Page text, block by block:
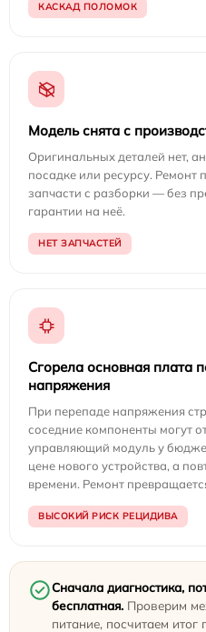
КАСКАД ПОЛОМОК
Модель снята с
Оригинальных деталей нет,
посадке или ресурсу. Ремонт
запчасти с разборки — без
гарантии на неё.
НЕТ ЗАПЧАСТЕЙ
Сгорела основная плата
напряжения
При перепаде напряжения
соседние компоненты могут
управляющий модуль у
цене нового устройства, а
времени. Ремонт
ВЫСОКИЙ РИСК РЕЦИДИВА
Сначала диагностика,
бесплатная. Проверим
питание, посчитаем